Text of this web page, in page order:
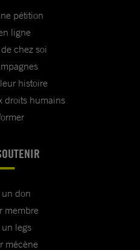
pétition
ligne
chez soi
histoire
droits humains
un don
membre
legs
mécène